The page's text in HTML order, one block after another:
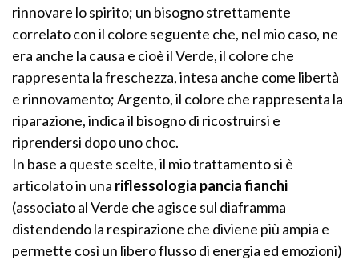
rinnovare lo spirito; un bisogno strettamente
correlato con il colore seguente che, nel mio caso, ne
era anche la causa e cioè il Verde, il colore che
rappresenta la freschezza, intesa anche come libertà
e rinnovamento; Argento, il colore che rappresenta la
riparazione, indica il bisogno di ricostruirsi e
riprendersi dopo uno choc.
In base a queste scelte, il mio trattamento si è
articolato in una riflessologia pancia fianchi
(associato al Verde che agisce sul diaframma
distendendo la respirazione che diviene più ampia e
permette così un libero flusso di energia ed emozioni)